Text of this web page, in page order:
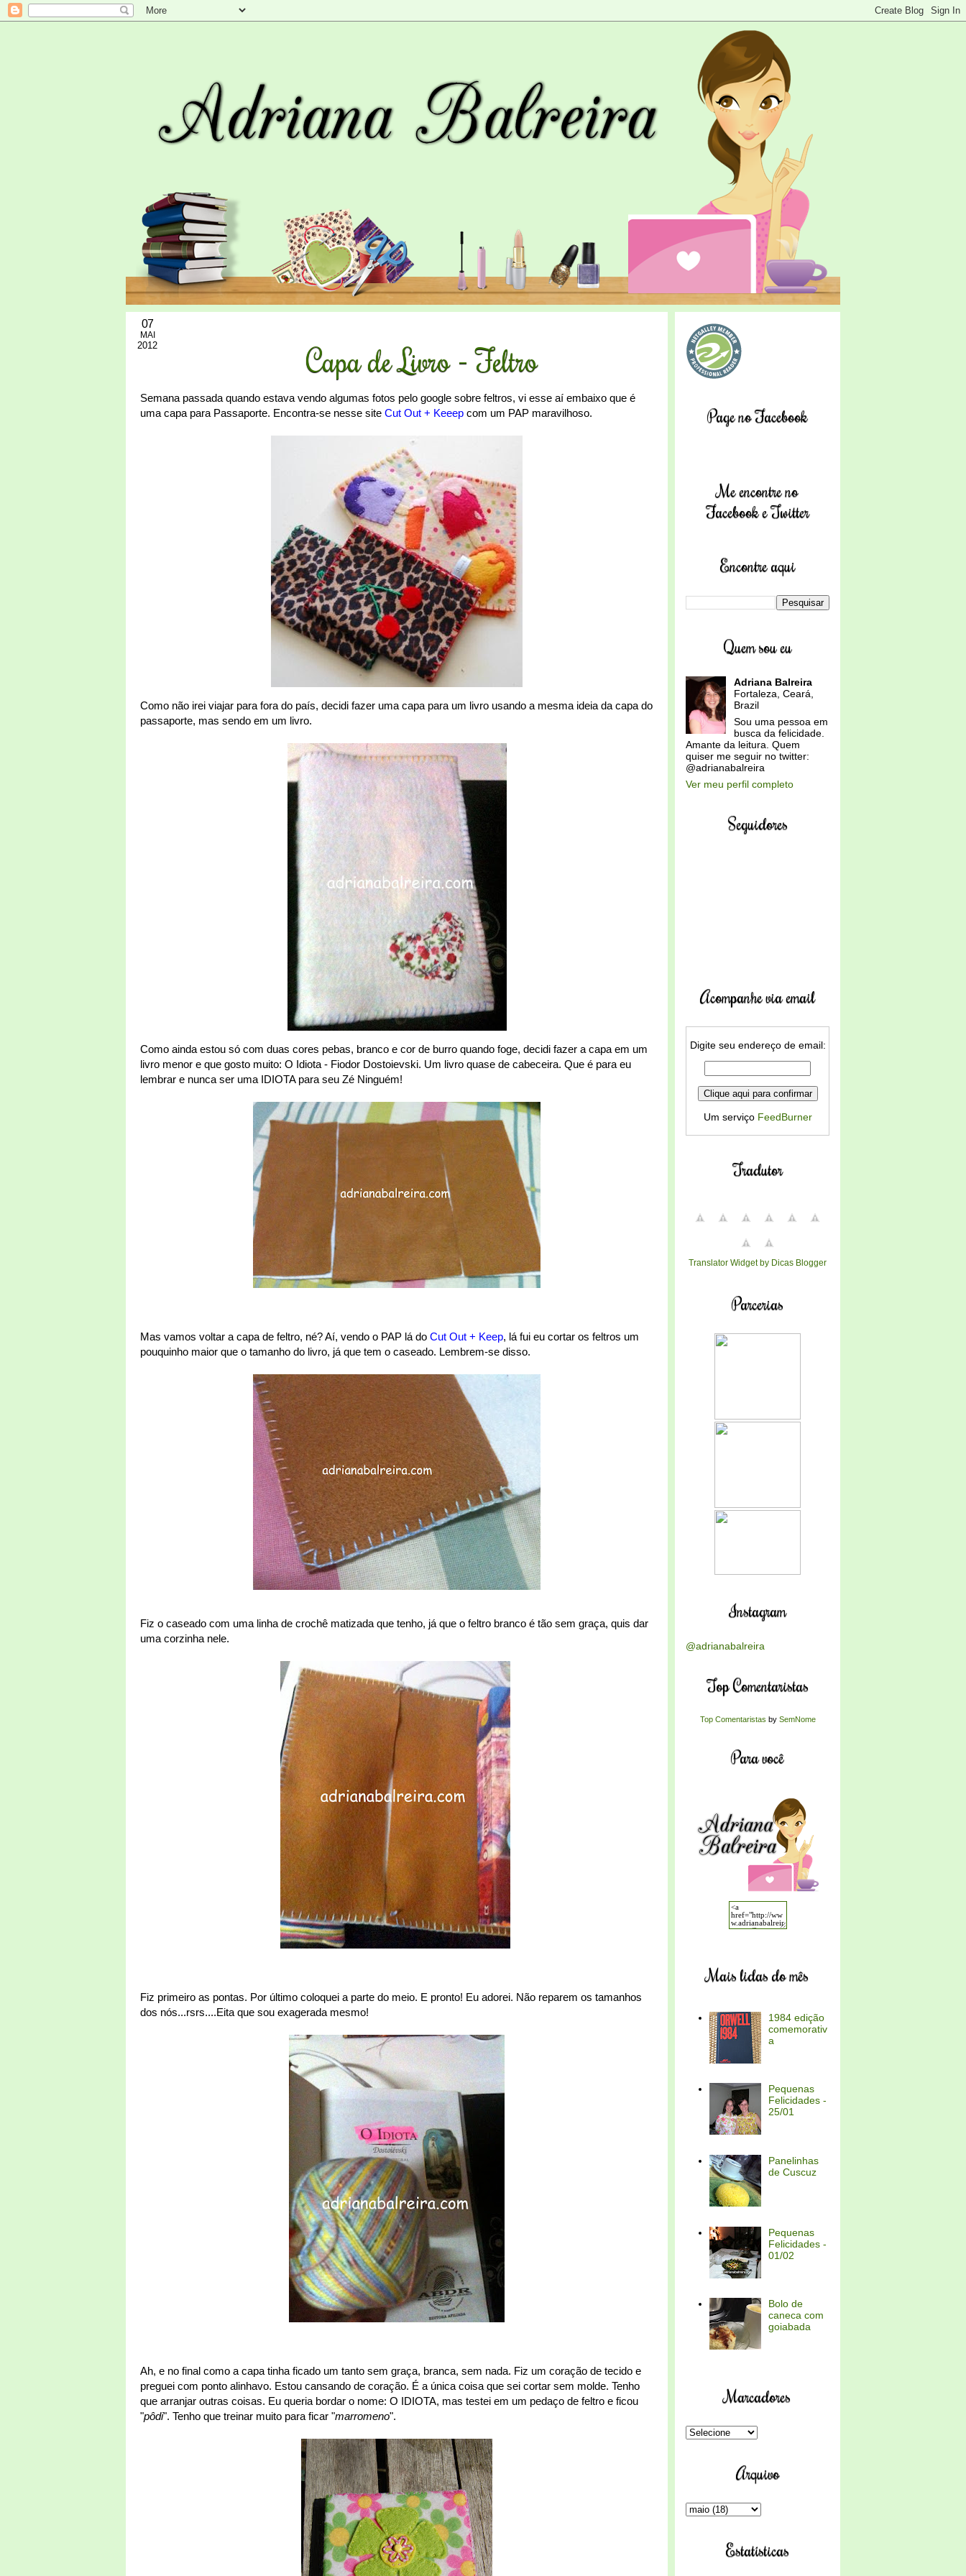
07
MAI
2012 Capa de Livro - Feltro
Semana passada quando estava vendo algumas fotos pelo google sobre feltros, vi esse aí embaixo que é
uma capa para Passaporte. Encontra-se nesse site Cut Out + Keeep com um PAP maravilhoso.
Como não irei viajar para fora do país, decidi fazer uma capa para um livro usando a mesma ideia da capa do
passaporte, mas sendo em um livro.
Como ainda estou só com duas cores pebas, branco e cor de burro quando foge, decidi fazer a capa em um
livro menor e que gosto muito: O Idiota - Fiodor Dostoievski. Um livro quase de cabeceira. Que é para eu
lembrar e nunca ser uma IDIOTA para seu Zé Ninguém!
Mas vamos voltar a capa de feltro, né? Aí, vendo o PAP lá do Cut Out + Keep, lá fui eu cortar os feltros um
pouquinho maior que o tamanho do livro, já que tem o caseado. Lembrem-se disso.
Fiz o caseado com uma linha de crochê matizada que tenho, já que o feltro branco é tão sem graça, quis dar
uma corzinha nele.
Fiz primeiro as pontas. Por último coloquei a parte do meio. E pronto! Eu adorei. Não reparem os tamanhos
dos nós...rsrs....Eita que sou exagerada mesmo!
Ah, e no final como a capa tinha ficado um tanto sem graça, branca, sem nada. Fiz um coração de tecido e
preguei com ponto alinhavo. Estou cansando de coração. É a única coisa que sei cortar sem molde. Tenho
que arranjar outras coisas. Eu queria bordar o nome: O IDIOTA, mas testei em um pedaço de feltro e ficou
"pôdi". Tenho que treinar muito para ficar "marromeno".
Page no Facebook
Me encontre no
Facebook e Twitter
Encontre aqui
Quem sou eu
Adriana Balreira
Fortaleza, Ceará,
Brazil
Sou uma pessoa em
busca da felicidade.
Amante da leitura. Quem
quiser me seguir no twitter:
@adrianabalreira
Ver meu perfil completo
Seguidores
Acompanhe via email
Digite seu endereço de email:
Um serviço FeedBurner
Tradutor
Translator Widget by Dicas Blogger
Parcerias
Instagram
@adrianabalreira
Top Comentaristas
Top Comentaristas by SemNome
Para você
Mais lidas do mês
1984 edição
comemorativ
a
Pequenas
Felicidades -
25/01
Panelinhas
de Cuscuz
Pequenas
Felicidades -
01/02
Bolo de
caneca com
goiabada
Marcadores
Arquivo
Estatísticas